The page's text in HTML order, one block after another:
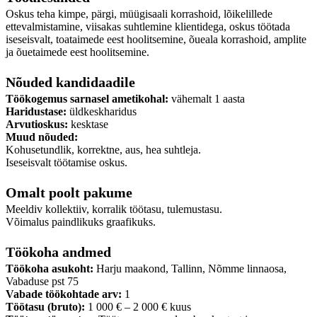
Oskus teha kimpe, pärgi, müügisaali korrashoid, lõikelillede
ettevalmistamine, viisakas suhtlemine klientidega, oskus töötada
iseseisvalt, toataimede eest hoolitsemine, õueala korrashoid, amplite
ja õuetaimede eest hoolitsemine.
Nõuded kandidaadile
Töökogemus sarnasel ametikohal: vähemalt 1 aasta
Haridustase: üldkeskharidus
Arvutioskus: kesktase
Muud nõuded:
Kohusetundlik, korrektne, aus, hea suhtleja.
Iseseisvalt töötamise oskus.
Omalt poolt pakume
Meeldiv kollektiiv, korralik töötasu, tulemustasu.
Võimalus paindlikuks graafikuks.
Töökoha andmed
Töökoha asukoht: Harju maakond, Tallinn, Nõmme linnaosa,
Vabaduse pst 75
Vabade töökohtade arv: 1
Töötasu (bruto): 1 000 € – 2 000 € kuus